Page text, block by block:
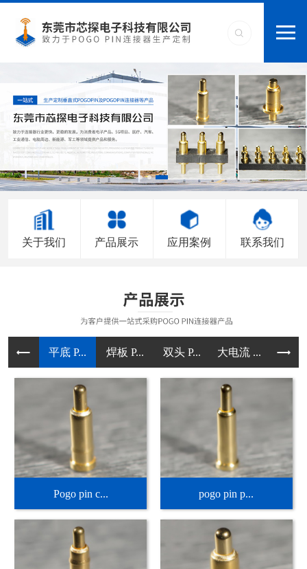
关于我们 产品展示 应用案例 联系我们
平底 P... 焊板 P... 双头 P... 大电流 ... 直立
Pogo pin c... pogo pin p...